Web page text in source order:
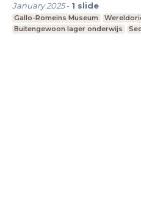
January 2025- 1 slide
Gallo-Romeins Museum
Buitengewoon lager onderwijs